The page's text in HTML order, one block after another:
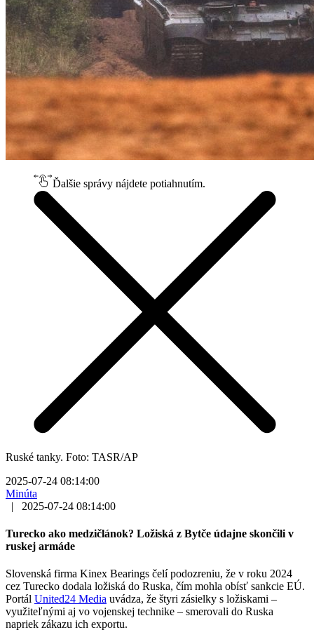
Ďalšie správy nájdete potiahnutím.
Ruské tanky. Foto: TASR/AP
2025-07-24 08:14:00
Minúta
|
2025-07-24 08:14:00
Turecko ako medzičlánok? Ložiská z Bytče údajne skončili v
ruskej armáde
Slovenská firma Kinex Bearings čelí podozreniu, že v roku 2024
cez Turecko dodala ložiská do Ruska, čím mohla obísť sankcie EÚ.
Portál United24 Media uvádza, že štyri zásielky s ložiskami –
využiteľnými aj vo vojenskej technike – smerovali do Ruska
napriek zákazu ich exportu.